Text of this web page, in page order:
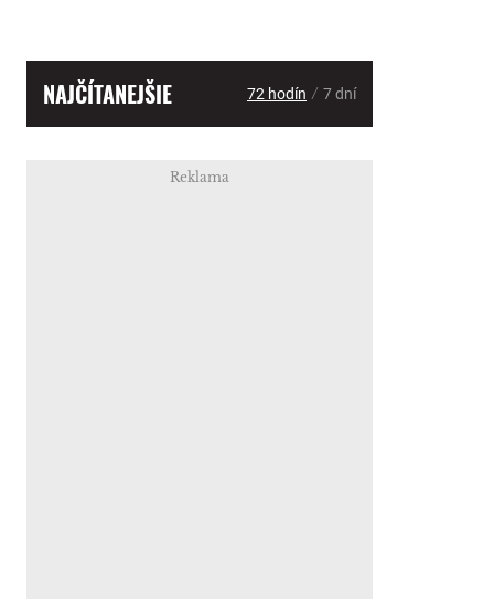
NAJČÍTANEJŠIE 72 hodín / 7 dní
Reklama